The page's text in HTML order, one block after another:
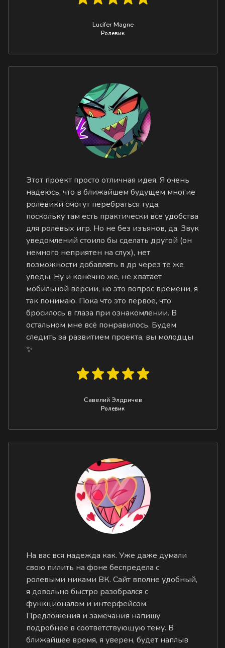
Lucifer Magne
Ролевик
Этот проект просто отличная идея. Я очень
надеюсь, что в ближайшем будущем многие
ролевики смогут перебраться туда,
поскольку там есть практически все удобства
для ролевых игр. Но не без изъянов, да. Звук
уведомлений стоило бы сделать другой (он
немного неприятен на слух), нет
возможности добавлять в др через те же
уведы. Ну и конечно же, не хватает
мобильной версии, но это вопрос времени, я
так понимаю. Пока что это первое, что
бросилось в глаза при ознакомлении. В
остальном мне всё понравилось. Будем
следить за развитием проекта, вы молодцы
✨
Савелий Элдричев
Ролевик
На вас вся надежда как. Уже даже думали
свою пилить на фоне беспредела с
ролевыми никами ВК. Сайт вполне удобный,
я довольно быстро разобрался с
функционалом и интерфейсом.
Предложения и замечания напишу
подробнее в соответствующую тему. В
ближайшее время, я уверен, будет наплыв